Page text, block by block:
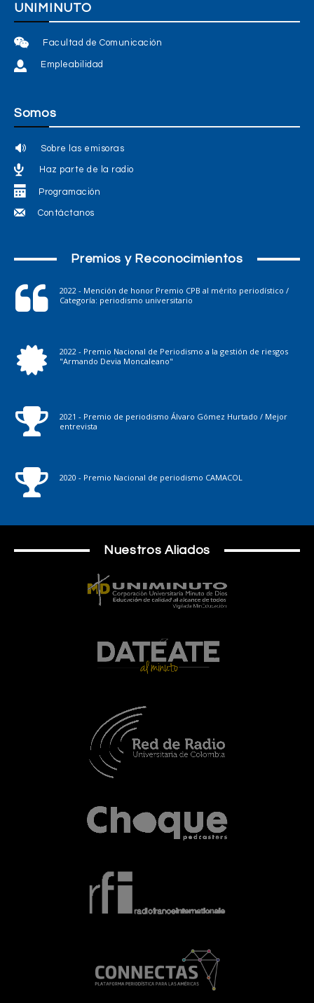
UNIMINUTO
Facultad de Comunicación
Empleabilidad
Somos
Sobre las emisoras
Haz parte de la radio
Programación
Contáctanos
Premios y Reconocimientos
2022 - Mención de honor Premio CPB al mérito periodístico /
Categoría: periodismo universitario
2022 - Premio Nacional de Periodismo a la gestión de riesgos
"Armando Devia Moncaleano"
2021 - Premio de periodismo Álvaro Gómez Hurtado / Mejor
entrevista
2020 - Premio Nacional de periodismo CAMACOL
Nuestros Aliados